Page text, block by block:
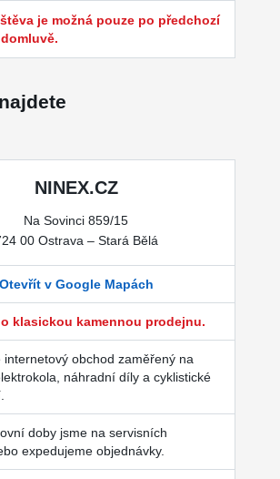
je možná pouze po předchozí
NINEX.CZ
Na Sovinci 859/15
00 Ostrava – Stará Bělá
Otevřít v Google Mapách
klasickou kamennou prodejnu.
internetový obchod zaměřený na
náhradní díly a cyklistické
doby jsme na servisních
expedujeme objednávky.